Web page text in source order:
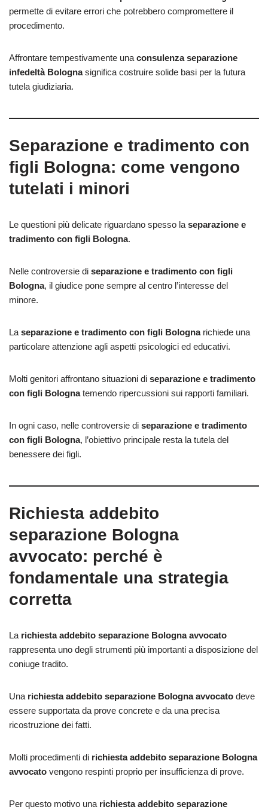
permette di evitare errori che potrebbero compromettere il
procedimento.
Affrontare tempestivamente una consulenza separazione
infedeltà Bolognasignifica costruire solide basi per la futura
tutela giudiziaria.
Separazione e tradimento con
figli Bologna: come vengono
tutelati i minori
Le questioni più delicate riguardano spesso la separazione e
tradimento con figli Bologna.
Nelle controversie di separazione e tradimento con figli
Bologna, il giudice pone sempre al centro l’interesse del
minore.
La separazione e tradimento con figli Bolognarichiede una
particolare attenzione agli aspetti psicologici ed educativi.
Molti genitori affrontano situazioni di separazione e tradimento
con figli Bolognatemendo ripercussioni sui rapporti familiari.
In ogni caso, nelle controversie di separazione e tradimento
con figli Bologna, l’obiettivo principale resta la tutela del
benessere dei figli.
Richiesta addebito
separazione Bologna
avvocato: perché è
fondamentale una strategia
corretta
La richiesta addebito separazione Bologna avvocato
rappresenta uno degli strumenti più importanti a disposizione del
coniuge tradito.
Una richiesta addebito separazione Bologna avvocato deve
essere supportata da prove concrete e da una precisa
ricostruzione dei fatti.
Molti procedimenti di richiesta addebito separazione Bologna
avvocato vengono respinti proprio per insufficienza di prove.
Per questo motivo una richiesta addebito separazione